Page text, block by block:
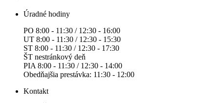
Úradné hodiny
PO 8:00 - 11:30 / 12:30 - 16:00
UT 8:00 - 11:30 / 12:30 - 15:30
ST 8:00 - 11:30 / 12:30 - 17:30
ŠT nestránkový deň
PIA 8:00 - 11:30 / 12:30 - 14:00
Obedňajšia prestávka: 11:30 - 12:00
Kontakt